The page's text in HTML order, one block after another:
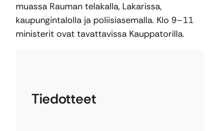
muassa Rauman telakalla, Lakarissa,
kaupungintalolla ja poliisiasemalla. Klo 9­–11
ministerit ovat tavattavissa Kauppatorilla.
Tiedotteet